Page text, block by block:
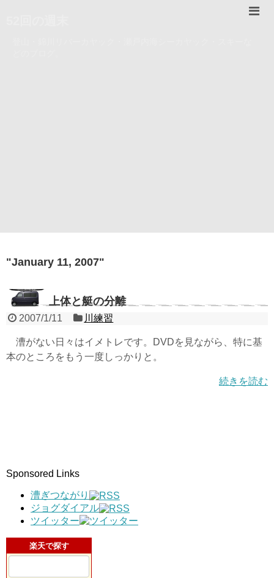
"January 11, 2007"
上体と艇の分離
2007/1/11 川練習
漕がない日々はイメトレです。DVDを見ながら、特に基
本のところをもう一度しっかりと。
続きを読む
Sponsored Links
漕ぎつながり
ジョグダイアル
ツイッター
楽天で探す